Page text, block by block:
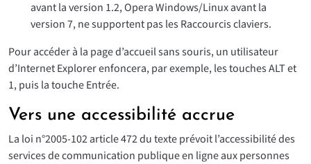
avant la version 1.2, Opera Windows/Linux avant la
version 7, ne supportent pas les Raccourcis claviers.
Pour accéder à la page d’accueil sans souris, un utilisateur
d’Internet Explorer enfoncera, par exemple, les touches ALT et
1, puis la touche Entrée.
Vers une accessibilité accrue
La loi n°2005-102 article 472 du texte prévoit l’accessibilité des
services de communication publique en ligne aux personnes